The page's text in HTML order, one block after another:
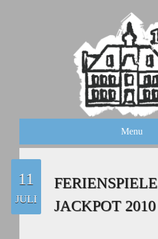
Menu
11
JULI
FERIENSPIELE
JACKPOT 2010